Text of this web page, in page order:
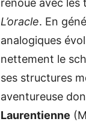
renoue avec les
L’oracle. En
analogiques
nettement le
ses structures
aventureuse
Laurentienne